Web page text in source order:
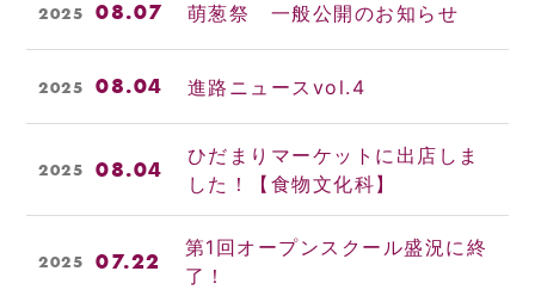
2025 08.07 萌葱祭 一般公開のお知らせ
2025 08.04 進路ニュースvol.4
2025 08.04
ひだまりマーケットに出店しま
した！【食物文化科】
2025 07.22
第1回オープンスクール盛況に終
了！